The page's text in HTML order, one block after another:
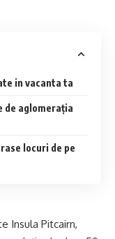
in vacanta ta
de aglomerația
locuri de pe
Insula Pitcairn,